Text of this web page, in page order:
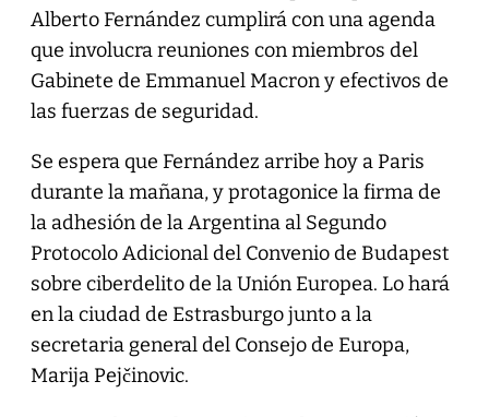
Alberto Fernández cumplirá con una agenda
que involucra reuniones con miembros del
Gabinete de Emmanuel Macron y efectivos de
las fuerzas de seguridad.
Se espera que Fernández arribe hoy a Paris
durante la mañana, y protagonice la firma de
la adhesión de la Argentina al Segundo
Protocolo Adicional del Convenio de Budapest
sobre ciberdelito de la Unión Europea. Lo hará
en la ciudad de Estrasburgo junto a la
secretaria general del Consejo de Europa,
Marija Pejčinovic.